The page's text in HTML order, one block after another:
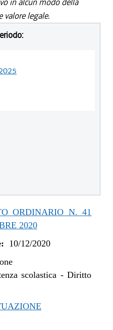
valore legale.
ORDINARIO N. 41
2020
10/12/2020
scolastica - Diritto